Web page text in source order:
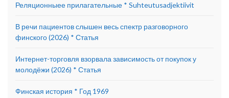
Реляционныее прилагательные * Suhteutusadjektiivit
В речи пациентов слышен весь спектр разговорного
финского (2026) * Статья
Интернет-торговля взорвала зависимость от покупок у
молодёжи (2026) * Статья
Финская история * Год 1969